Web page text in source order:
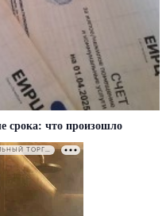
что произошло
РЕКЛАМА • ООО СТРОИТЕЛЬНЫЙ ТОРГОВЫЙ ДОМ «ПЕТРОВИЧ». ИНН: 7802348846